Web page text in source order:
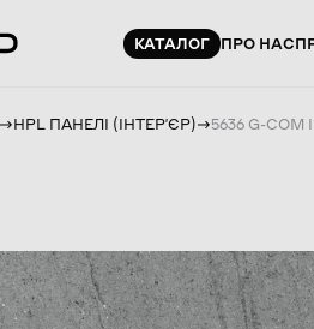
КАТАЛОГ ПРО НАС
HPL ПАНЕЛІ (ІНТЕРʼЄР) 5636 G-COM